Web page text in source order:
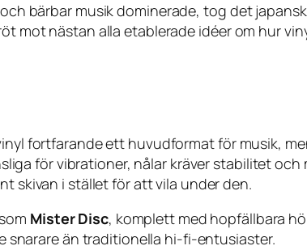
bärbar musik dominerade, tog det
mot nästan alla etablerade idéer om hur
fortfarande ett huvudformat för musik,
för vibrationer, nålar kräver stabilitet
skivan i stället för att vila under den.
Mister Disc, komplett med hopfällbara
snarare än traditionella hi-fi-entusiaster.